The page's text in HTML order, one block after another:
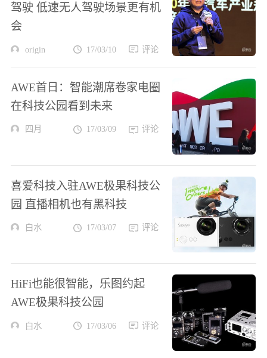
驾驶 低速无人驾驶场景更有机
会
origin 17/03/10 评论
AWE首日：智能潮席卷家电圈
在科技公园看到未来
四月 17/03/09 评论
喜爱科技入驻AWE极果科技公
园 直播相机也有黑科技
白水 17/03/07 评论
HiFi也能很智能，乐图约起
AWE极果科技公园
白水 17/03/06 评论